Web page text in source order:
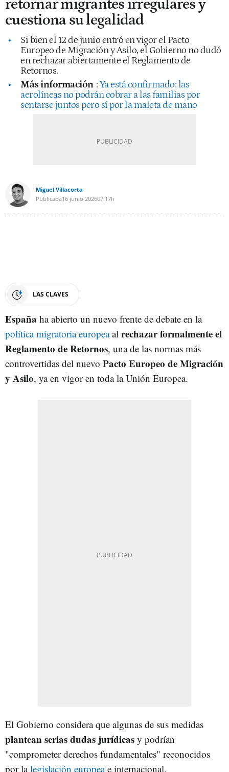
retornar migrantes irregulares y
cuestiona su legalidad
Si bien el 12 de junio entró en vigor el Pacto
Europeo de Migración y Asilo, el Gobierno no dudó
en rechazar abiertamente el Reglamento de
Retornos.
Más información :Ya está confirmado: las
aerolíneas no podrán cobrar a las familias por
sentarse juntos pero sí por la maleta de mano
Miguel Villacorta
Publicada16 junio 202607:17h
LAS CLAVES
España ha abierto un nuevo frente de debate en la
política migratoria europeaal rechazar formalmente el
Reglamento de Retornos, una de las normas más
controvertidas del nuevo Pacto Europeo de Migración
y Asilo, ya en vigor en toda la Unión Europea.
El Gobierno considera que algunas de sus medidas
plantean serias dudas jurídicas y podrían
"comprometer derechos fundamentales" reconocidos
por lalegislación europeae internacional.